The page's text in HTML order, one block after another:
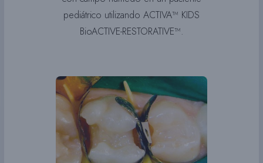
pediátrico utilizando ACTIVA™ KIDS
BioACTIVE-RESTORATIVE™.